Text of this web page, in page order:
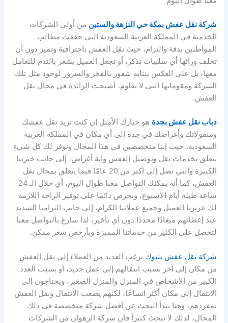
شركة نقل عفش بمكة حي النزهة والستين من أولى الشركات
الخدمية في المملكة العربية السعودية التي حققت مطالب
المواطنين بدقة والتزام، حيث نقل العفش باحترافية وتميز دون أن
تخلف ورائها أي سلبيات تذكر، أو تجعل العميل يشعر بالندم للتعامل
معها، بل على العكس ينتابه شعور بالفخر والسرور لوجود مثل تلك
الشركة ومقوماتها التي لا تقاوم، أصبحت الرائدة في مجال نقل
العفش.
دباب نقل عفش بجدة هو خيارك الأمثل إن كنت تريد نقل عفشك
ومنقولاتك وأغراضك في جدة إلى أي مكان في المملكة العربية
السعودية، حيث إننا متخصصين في هذا المجال ونوفر لك كل شيء
يتعلق بخدمات نقل وتوصيل العفش واية أغراض، إلى جانب خبرتنا
الكبيرة والتي تصل إلى أكثر من 20 عامًا فيما يتعلق بمجال نقل
العفش، كما أنه يمكنك التواصل معنا طوال اليوم، أي خلال الـ 24
ساعة طيلة أيام الأسبوع، ونحرص دائمًا على توفير الراحة اللازمة
لك عزيزنا العميل وجميع عملائنا الكرام، إلى جانب التزامنا الشديد
عند إعطائهم ميعادًا محددًا دون أي تأخير، لذا سارع بالتواصل معنا
لتحصل على الكثير من خدماتنا المميزة وبأرخص سعر ممكن.
شركة نقل عفش بتبوك يرغب العديد من العملاء إلى نقل العفش
من مكان إلى آخر بسبب انتقالهم إلى عمل جديد، أو بسبب العدد
الكبير من الأشخاص في المنزل والمنزل الصغير، ويحتاجون إلى
الانتقال إلى مكان أكثر اتساعًا، لكنهم يصعب الانتقال ونقل العفش
بمفردهم، وهنا يبدأ البحث عن أفضل شركة متخصصة في ذلك
المجال، لذلك لا تبحث كثيراً فأن شركة الرهوان من الشركات